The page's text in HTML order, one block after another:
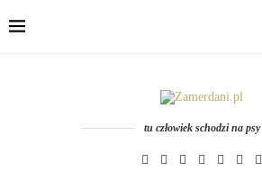
tu człowiek schodzi na psy